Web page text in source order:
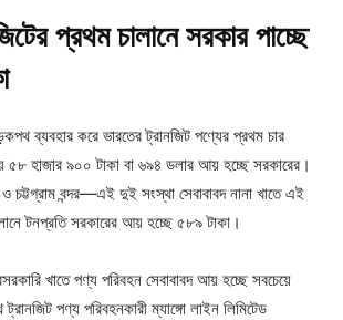
প্রথম চালানে সরকার পাচ্ছে
ব্যবহার করে ভারতের ট্রানজিট পণ্যের প্রথম চার
৫৮ হাজার ৯০০ টাকা বা ৬৯৪ ডলার আয় হচ্ছে সরকারের।
ও চট্টগ্রাম বন্দর—এই দুই সংস্থা সেবাবাবদ নানা খাতে এই
টনপ্রতি সরকারের আয় হচ্ছে ৫৮৯ টাকা।
খাতে পণ্য পরিবহন সেবাবাবদ আয় হচ্ছে সবচেয়ে
পণ্য পরিবহনকারী ম্যাঙ্গো লাইন লিমিটেড